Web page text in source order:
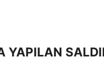
YAPILAN